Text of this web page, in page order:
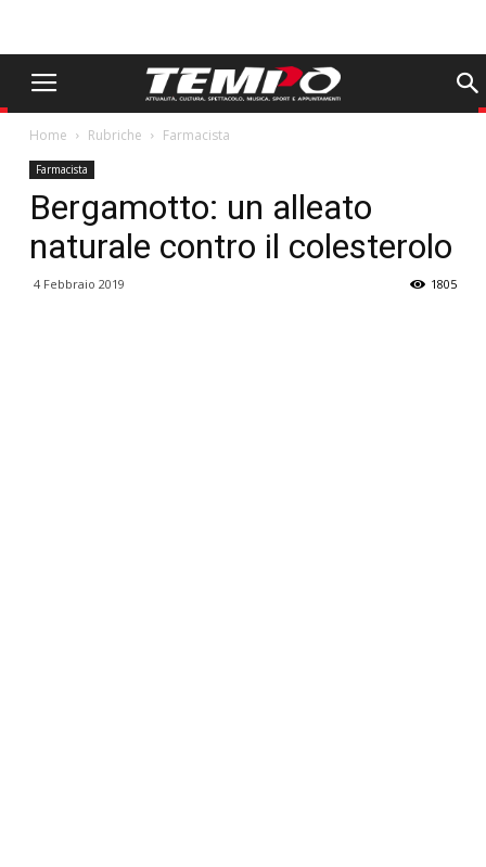
Home Rubriche Farmacista
Farmacista
Bergamotto: un alleato
naturale contro il colesterolo
4 Febbraio 2019 1805